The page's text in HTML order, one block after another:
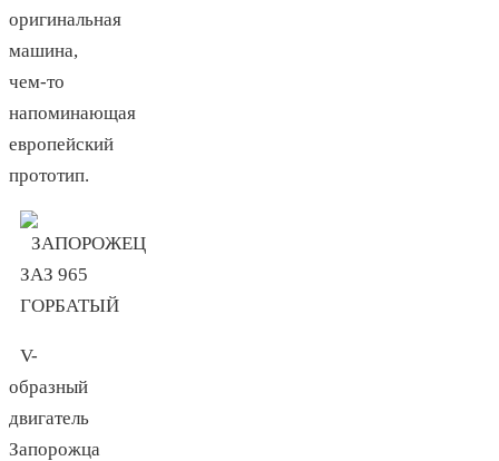
оригинальная
машина,
чем-то
напоминающая
европейский
прототип.
V-
образный
двигатель
Запорожца